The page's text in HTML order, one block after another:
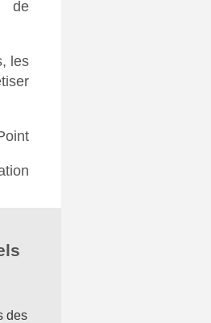
de
les
des